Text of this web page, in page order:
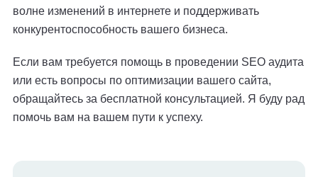
волне изменений в интернете и поддерживать
конкурентоспособность вашего бизнеса.
Если вам требуется помощь в проведении SEO аудита
или есть вопросы по оптимизации вашего сайта,
обращайтесь за бесплатной консультацией. Я буду рад
помочь вам на вашем пути к успеху.